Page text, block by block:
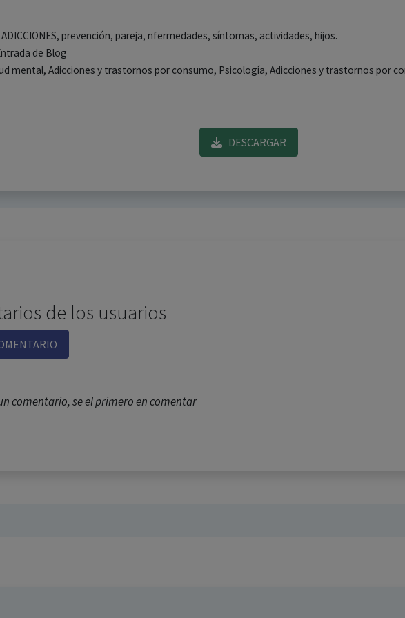
prevención, pareja, nfermedades, síntomas, actividades, hijos.
de Blog
mental, Adicciones y trastornos por consumo, Psicología, Adicciones y trastornos por
DESCARGAR
de los usuarios
comentario, se el primero en comentar